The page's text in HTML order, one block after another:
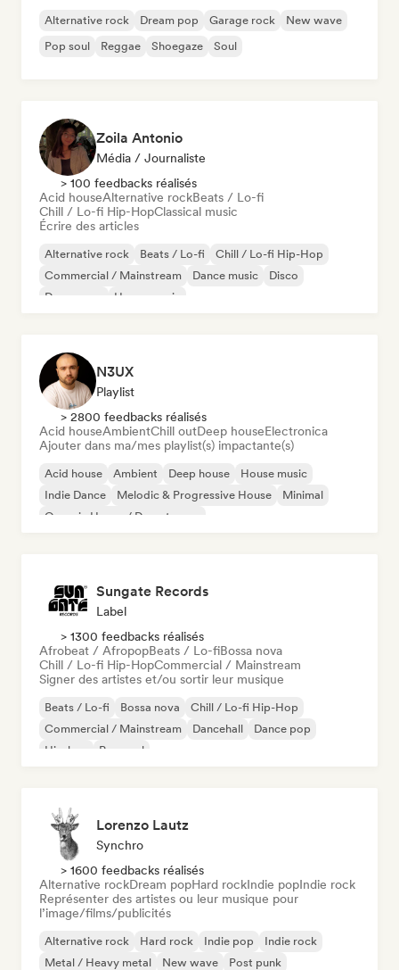
Alternative rock Dream pop Garage rock
New wave
Pop soul
Reggae Shoegaze Soul
Zoila Antonio
Média / Journaliste
> 100 feedbacks réalisés
Acid houseAlternative rockBeats / Lo-fi
Chill / Lo-fi Hip-HopClassical music
Écrire des articles
Alternative rock Beats / Lo-fi
Chill / Lo-fi Hip-Hop
Commercial / Mainstream
Dance music
Disco
Dream pop
House music
N3UX
Playlist
> 2800 feedbacks réalisés
Acid houseAmbientChill outDeep houseElectronica
Ajouter dans ma/mes playlist(s) impactante(s)
Acid house Ambient Deep house
House music
Indie Dance
Melodic & Progressive House
Minimal
Organic House / Downtempo
Sungate Records
Label
> 1300 feedbacks réalisés
Afrobeat / AfropopBeats / Lo-fiBossa nova
Chill / Lo-fi Hip-HopCommercial / Mainstream
Signer des artistes et/ou sortir leur musique
Beats / Lo-fi Bossa nova
Chill / Lo-fi Hip-Hop
Commercial / Mainstream
Dancehall
Dance pop
Hip-hop
Pop soul
Lorenzo Lautz
Synchro
> 1600 feedbacks réalisés
Alternative rockDream popHard rockIndie popIndie rock
Représenter des artistes ou leur musique pour
l’image/films/publicités
Alternative rock Hard rock Indie pop
Indie rock
Metal / Heavy metal
New wave
Post punk